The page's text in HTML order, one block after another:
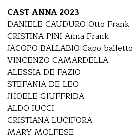
CAST ANNA 2023
DANIELE CAUDURO Otto Frank
CRISTINA PINI Anna Frank
JACOPO BALLABIO Capo balletto
VINCENZO CAMARDELLA
ALESSIA DE FAZIO
STEFANIA DE LEO
JHOELE GIUFFRIDA
ALDO IUCCI
CRISTIANA LUCIFORA